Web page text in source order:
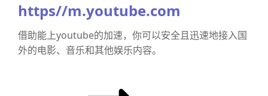
https//m.youtube.com
借助能上youtube的加速，你可以安全且迅速地接入国
外的电影、音乐和其他娱乐内容。